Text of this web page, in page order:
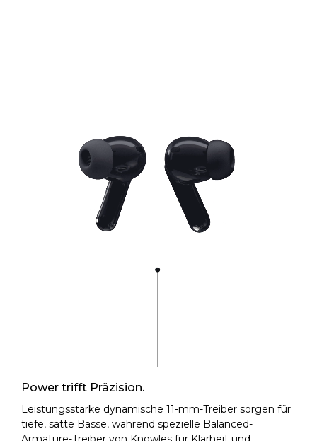
Hi-Res-Audio, kabellos
Musik so genießen, wie sie klingen soll – klar und voller
Details. LHDC (Low-Latency High-Definition Audio